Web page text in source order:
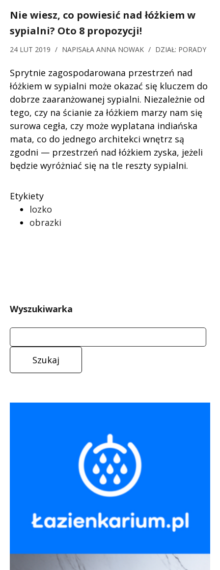
Nie wiesz, co powiesić nad łóżkiem w
sypialni? Oto 8 propozycji!
24 LUT 2019 / NAPISAŁA ANNA NOWAK / DZIAŁ: PORADY
Sprytnie zagospodarowana przestrzeń nad
łóżkiem w sypialni może okazać się kluczem do
dobrze zaaranżowanej sypialni. Niezależnie od
tego, czy na ścianie za łóżkiem marzy nam się
surowa cegła, czy może wyplatana indiańska
mata, co do jednego architekci wnętrz są
zgodni — przestrzeń nad łóżkiem zyska, jeżeli
będzie wyróżniać się na tle reszty sypialni.
Etykiety
lozko
obrazki
Wyszukiwarka